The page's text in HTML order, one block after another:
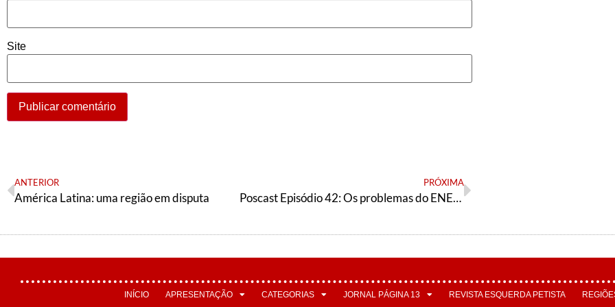
Site
ANTERIOR
América Latina: uma região em disputa
PRÓXIMA
Poscast Episódio 42: Os problemas do ENEM/SISU, a reforma da previdência nos estados (RN e BA) e as atividades da AE
INÍCIO APRESENTAÇÃO CATEGORIAS JORNAL PÁGINA 13 REVISTA ESQUERDA PETISTA